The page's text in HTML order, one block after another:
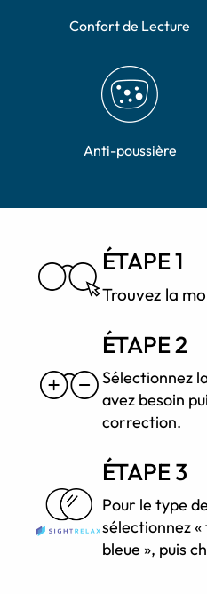
Confort de Lecture
Anti-poussière
ÉTAPE 1
Trouvez la
ÉTAPE 2
Sélectionnez
avez besoin
correction.
ÉTAPE 3
Pour le type
sélectionnez
bleue », puis